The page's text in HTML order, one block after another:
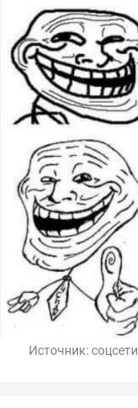
Источник:соцсети